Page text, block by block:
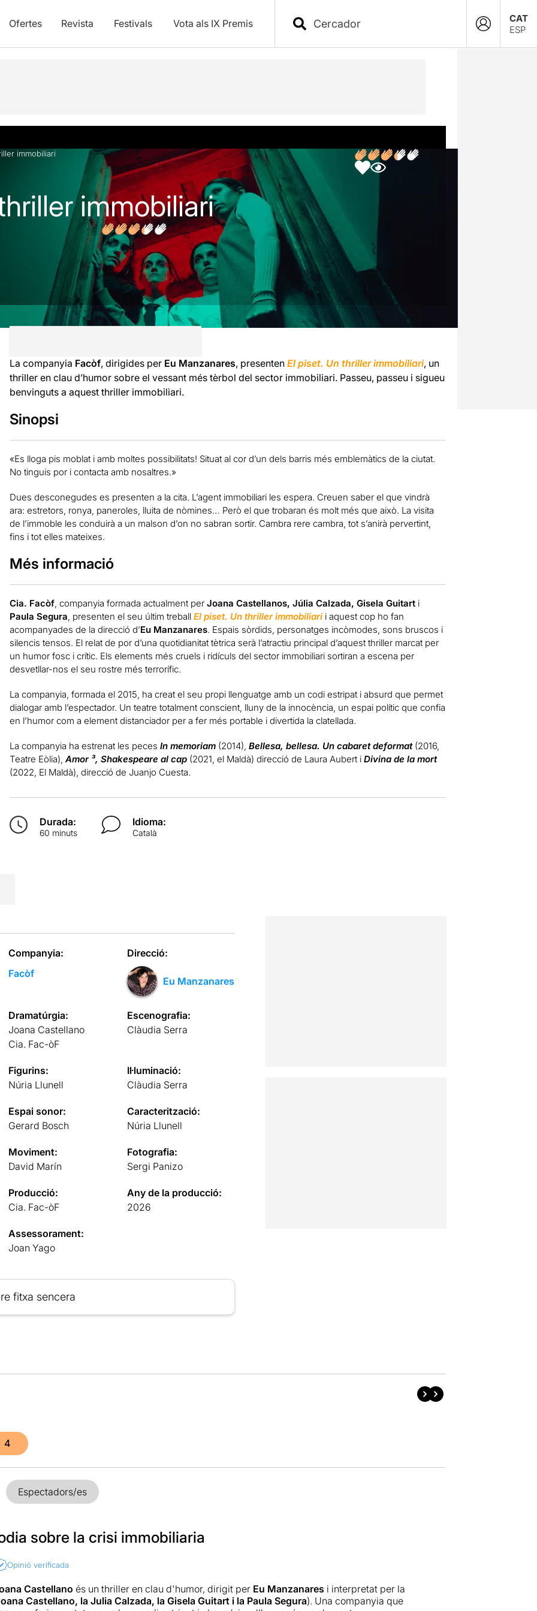
Ofertes Revista Festivals Vota als IX Premis
CAT
ESP
Opinions Articles
immobiliari
immobiliari
La companyia Facòf, dirigides per Eu Manzanares, presenten El piset. Un thriller immobiliari, un
thriller en clau d’humor sobre el vessant més tèrbol del sector immobiliari. Passeu, passeu i sigueu
benvinguts a aquest thriller immobiliari.
Sinopsi
«Es lloga pis moblat i amb moltes possibilitats! Situat al cor d’un dels barris més emblemàtics de la ciutat.
No tinguis por i contacta amb nosaltres.»
Dues desconegudes es presenten a la cita. L’agent immobiliari les espera. Creuen saber el que vindrà
ara: estretors, ronya, paneroles, lluita de nòmines… Però el que trobaran és molt més que això. La visita
de l’immoble les conduirà a un malson d’on no sabran sortir. Cambra rere cambra, tot s’anirà pervertint,
fins i tot elles mateixes.
Més informació
Cia. Facòf, companyia formada actualment per Joana Castellanos, Júlia Calzada, Gisela Guitarti
Paula Segura , presenten el seu últim treball El piset. Un thriller immobiliarii aquest cop ho fan
acompanyades de la direcció d’Eu Manzanares. Espais sòrdids, personatges incòmodes, sons bruscos i
silencis tensos. El relat de por d’una quotidianitat tètrica serà l’atractiu principal d’aquest thriller marcat per
un humor fosc i crític. Els elements més cruels i ridículs del sector immobiliari sortiran a escena per
desvetllar-nos el seu rostre més terrorífic.
La companyia, formada el 2015, ha creat el seu propi llenguatge amb un codi estripat i absurd que permet
dialogar amb l’espectador. Un teatre totalment conscient, lluny de la innocència, un espai polític que confia
en l’humor com a element distanciador per a fer més portable i divertida la clatellada.
La companyia ha estrenat les peces In memoriam(2014), Bellesa, bellesa. Un cabaret deformat(2016,
Teatre Eòlia), Amor ³, Shakespeare al cap(2021, el Maldà) direcció de Laura Aubert i Divina de la mort
(2022, El Maldà), direcció de Juanjo Cuesta.
Durada:
60 minuts
Idioma:
Català
Companyia:
Facòf
Direcció:
Eu Manzanares
Dramatúrgia:
Joana Castellano
Cia. Fac-òF
Escenografia:
Clàudia Serra
Figurins:
Núria Llunell
Il·luminació:
Clàudia Serra
Espai sonor:
Gerard Bosch
Caracterització:
Núria Llunell
Moviment:
David Marín
Fotografia:
Sergi Panizo
Producció:
Cia. Fac-òF
Any de la producció:
2026
Assessorament:
Joan Yago
fitxa sencera
4
Espectadors/es
sobre la crisi immobiliaria
Opinió verificada
Castellano és un thriller en clau d'humor, dirigit per Eu Manzanares i interpretat per la
Castellano, la Julia Calzada, la Gisela Guitart i la Paula Segura). Una companyia que